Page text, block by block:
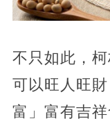
不只如此，
可以旺人旺
富」富有吉